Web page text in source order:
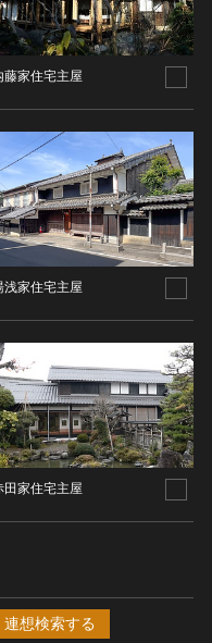
藤家住宅主屋
浅家住宅主屋
田家住宅主屋
連想検索する
- JP ORPHAN
利用著作物）